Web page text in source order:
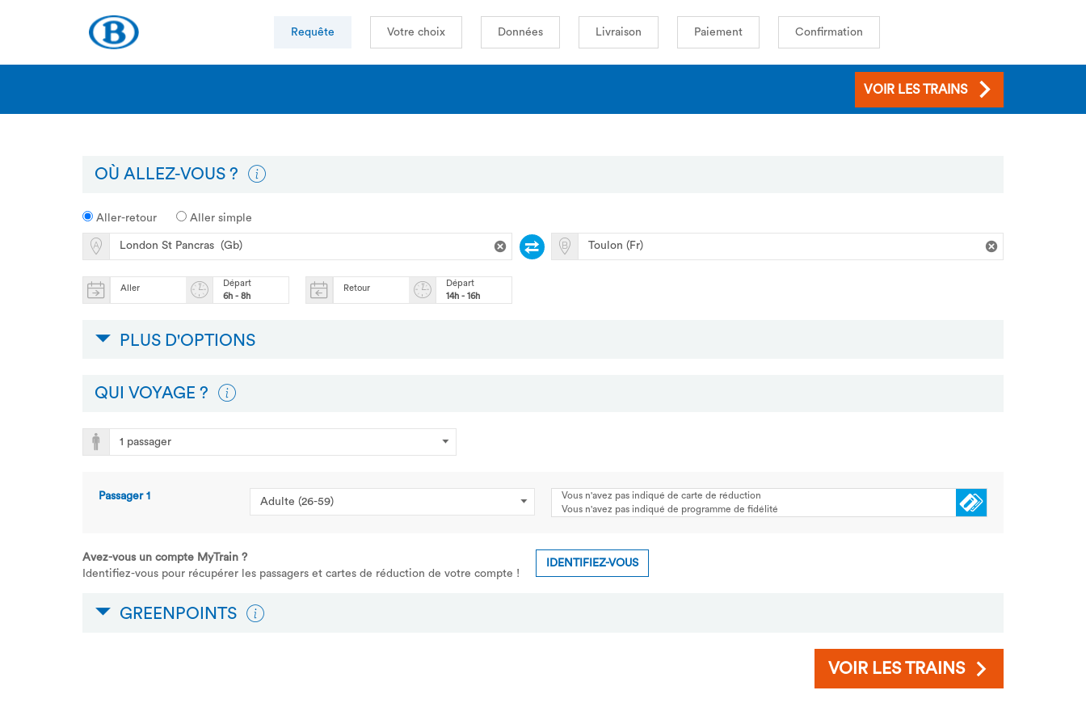
Requête Votre choix Données Livraison Paiement Confirmation
VOIR LES TRAINS
OÙ ALLEZ-VOUS ?
Aller-retour Aller simple
Aller
Départ
6h - 8h
Retour
Départ
14h - 16h
PLUS D'OPTIONS
QUI VOYAGE ?
Passager 1
Vous n'avez pas indiqué de carte de réduction
Vous n'avez pas indiqué de programme de fidélité
Avez-vous un compte MyTrain ?
Identifiez-vous pour récupérer les passagers et cartes de réduction de votre compte !
IDENTIFIEZ-VOUS
GREENPOINTS
VOIR LES TRAINS